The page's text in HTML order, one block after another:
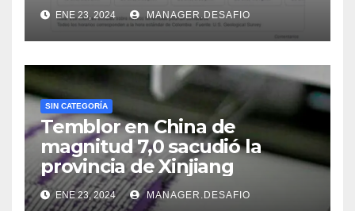
ENE 23, 2024 MANAGER.DESAFIO
SIN CATEGORÍA
Temblor en China de
magnitud 7,0 sacudió la
provincia de Xinjiang
ENE 23, 2024 MANAGER.DESAFIO